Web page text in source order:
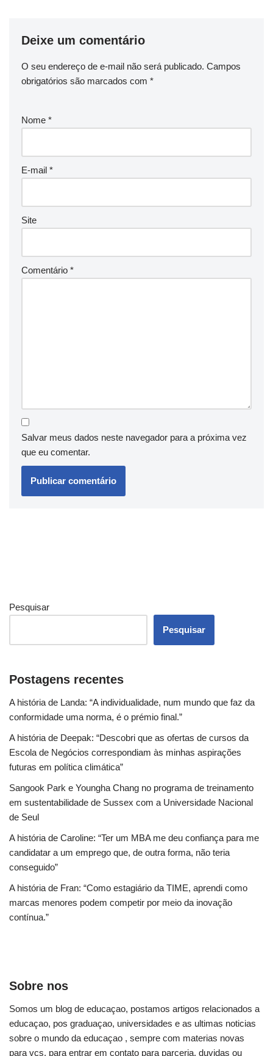
Deixe um comentário
O seu endereço de e-mail não será publicado. Campos
obrigatórios são marcados com *
Nome *
E-mail *
Site
Comentário *
Salvar meus dados neste navegador para a próxima vez
que eu comentar.
Pesquisar
Pesquisar
Postagens recentes
A história de Landa: “A individualidade, num mundo que faz da
conformidade uma norma, é o prémio final.”
A história de Deepak: “Descobri que as ofertas de cursos da
Escola de Negócios correspondiam às minhas aspirações
futuras em política climática”
Sangook Park e Youngha Chang no programa de treinamento
em sustentabilidade de Sussex com a Universidade Nacional
de Seul
A história de Caroline: “Ter um MBA me deu confiança para me
candidatar a um emprego que, de outra forma, não teria
conseguido”
A história de Fran: “Como estagiário da TIME, aprendi como
marcas menores podem competir por meio da inovação
contínua.”
Sobre nos
Somos um blog de educaçao, postamos artigos relacionados a
educaçao, pos graduaçao, universidades e as ultimas noticias
sobre o mundo da educaçao , sempre com materias novas
para vcs, para entrar em contato para parceria, duvidas ou